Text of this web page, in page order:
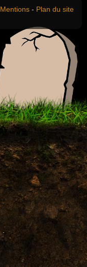
Mentions - Plan du site